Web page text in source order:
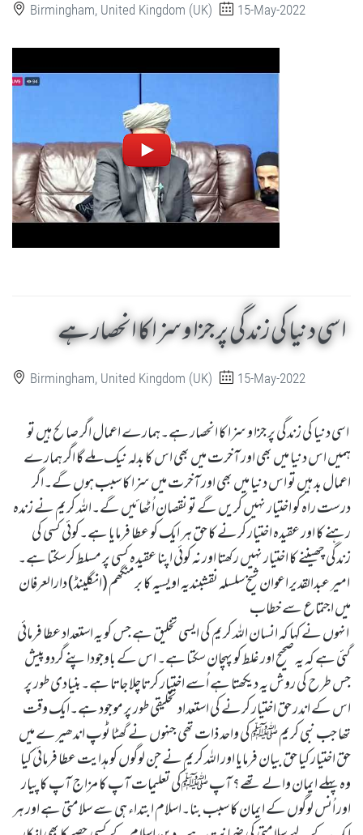
Birmingham, United Kingdom (UK) 15-May-2022
اسی دنیا کی زندگی پر جزا و سزا کا انحصار ہے
Birmingham, United Kingdom (UK) 15-May-2022
اسی دنیا کی زندگی پر جزا و سزا کا انحصار ہے۔ہمارے اعمال اگر صالح ہیں تو
ہمیں اس دنیا میں بھی اور آخرت میں بھی اس کا بدلہ نیک ملے گا اگر ہمارے
اعمال بد ہیں تو اس دنیا میں بھی اور آخرت میں سزا کا سبب ہوں گے۔اگر
درست راہ کو اختیار نہیں کریں گے تو نقصان اُٹھائیں گے۔اللہ کریم نے زندہ
رہنے کا اور عقیدہ اختیار کرنے کا حق ہر ایک کو عطا فرمایا ہے۔کوئی کسی کی
زندگی چھیننے کا اختیار نہیں رکھتا اور نہ کوئی اپنا عقیدہ کسی پر مسلط کرسکتا ہے۔
امیر عبدالقدیر اعوان شیخ سلسلہ نقشبندیہ اویسیہ کا برمنگھم (انگلینڈ) دارالعرفان
میں اجتماع سے خطاب
انہوں نے کہا کہ انسان اللہ کریم کی ایسی تخلیق ہے جس کو یہ استعداد عطا فرمائی
گئی ہے کہ یہ صحیح اور غلط کو پہچان سکتا ہے۔ اس کے باوجوداپنے گردوپیش
جس طرح کی روش یہ دیکھتا ہے اُسے اختیار کرتاچلا جاتا ہے۔بنیادی طور پر
اس کے اندر حق اختیار کرنے کی استعداد تخلیقی طور پر موجود ہے۔ایک وقت
تھا جب نبی کریم ﷺ کی واحد ذات تھی جنہوں نے گھٹا ٹوپ اندھیرے میں
حق اختیار کیا حق بیان فرمایا اور اللہ کریم نے جن لوگوں کو ہدایت عطا فرمائی کیا
وہ پہلے ایمان والے تھے؟ آپ ﷺکی تعلیمات آپ کا مزاج آپ کا پیار
اور اُنس لوگوں کے ایمان کا سبب بنا۔اسلام ابتداء ہی سے سلامتی ہے اور ہر